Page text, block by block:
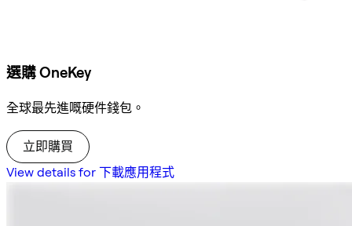
選購 OneKey
全球最先進嘅硬件錢包。
立即購買
View details for 下載應用程式